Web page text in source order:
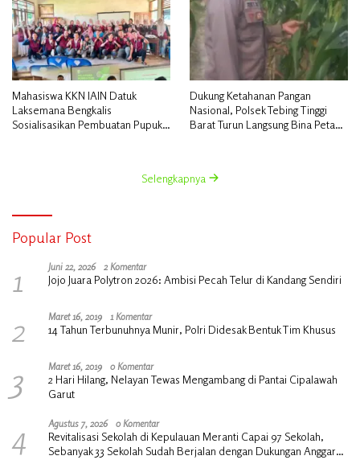
Mahasiswa KKN IAIN Datuk
Laksemana Bengkalis
Sosialisasikan Pembuatan Pupuk
Dukung Ketahanan Pangan
Nasional, Polsek Tebing Tinggi
Barat Turun Langsung Bina Petani
Selengkapnya
Popular Post
1 Juni 22, 2026 2 Komentar
Jojo Juara Polytron 2026: Ambisi Pecah Telur di Kandang Sendiri
2 Maret 16, 2019 1 Komentar
14 Tahun Terbunuhnya Munir, Polri Didesak Bentuk Tim Khusus
3 Maret 16, 2019 0 Komentar
2 Hari Hilang, Nelayan Tewas Mengambang di Pantai Cipalawah
Garut
4 Agustus 7, 2026 0 Komentar
Revitalisasi Sekolah di Kepulauan Meranti Capai 97 Sekolah,
Sebanyak 33 Sekolah Sudah Berjalan dengan Dukungan Anggaran